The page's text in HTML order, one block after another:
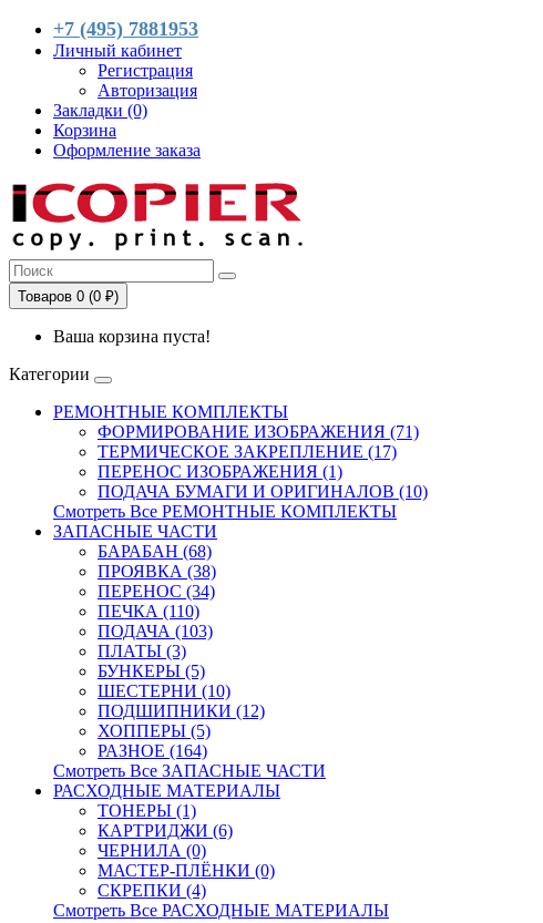
+7 (495) 7881953
Личный кабинет
Регистрация
Авторизация
Закладки (0)
Корзина
Оформление заказа
Товаров 0 (0 ₽)
Ваша корзина пуста!
Категории
РЕМОНТНЫЕ КОМПЛЕКТЫ
ФОРМИРОВАНИЕ ИЗОБРАЖЕНИЯ (71)
ТЕРМИЧЕСКОЕ ЗАКРЕПЛЕНИЕ (17)
ПЕРЕНОС ИЗОБРАЖЕНИЯ (1)
ПОДАЧА БУМАГИ И ОРИГИНАЛОВ (10)
Смотреть Все РЕМОНТНЫЕ КОМПЛЕКТЫ
ЗАПАСНЫЕ ЧАСТИ
БАРАБАН (68)
ПРОЯВКА (38)
ПЕРЕНОС (34)
ПЕЧКА (110)
ПОДАЧА (103)
ПЛАТЫ (3)
БУНКЕРЫ (5)
ШЕСТЕРНИ (10)
ПОДШИПНИКИ (12)
ХОППЕРЫ (5)
РАЗНОЕ (164)
Смотреть Все ЗАПАСНЫЕ ЧАСТИ
РАСХОДНЫЕ МАТЕРИАЛЫ
ТОНЕРЫ (1)
КАРТРИДЖИ (6)
ЧЕРНИЛА (0)
МАСТЕР-ПЛЁНКИ (0)
СКРЕПКИ (4)
Смотреть Все РАСХОДНЫЕ МАТЕРИАЛЫ